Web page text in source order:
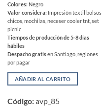
Colores: Negro
Valor considera: Impresión textil bolsos
chicos, mochilas, neceser cooler tnt, set
picnic
Tiempos de producción de 5-8 días
hábiles
Despacho gratisen Santiago, regiones
por pagar
AÑADIR AL CARRITO
Código:avp_85